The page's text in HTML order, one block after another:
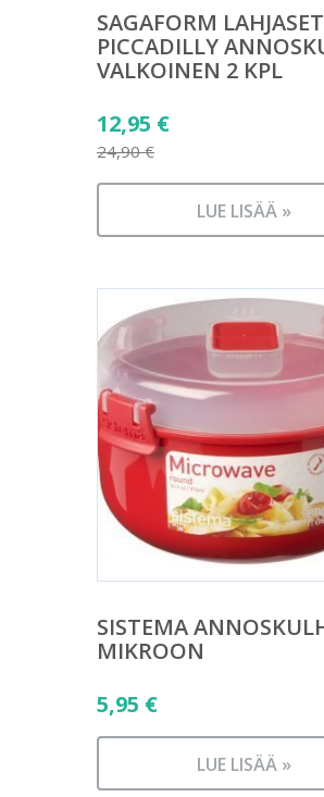
SAGAFORM
PICCADILLY
VALKOINEN 2 KPL
24,90€
Alkuperäinen
hinta
oli:
12,95 €
Nykyinen
on:
LUE LISÄÄ »
SISTEMA
MIKROON
5,95 €
LUE LISÄÄ »